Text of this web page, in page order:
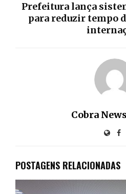
Prefeitura lança
para reduzir tempo
Cobra
POSTAGENS RELACIONADAS